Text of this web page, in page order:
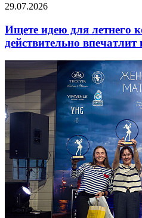
29.07.2026
Ищете идею для летнего
действительно